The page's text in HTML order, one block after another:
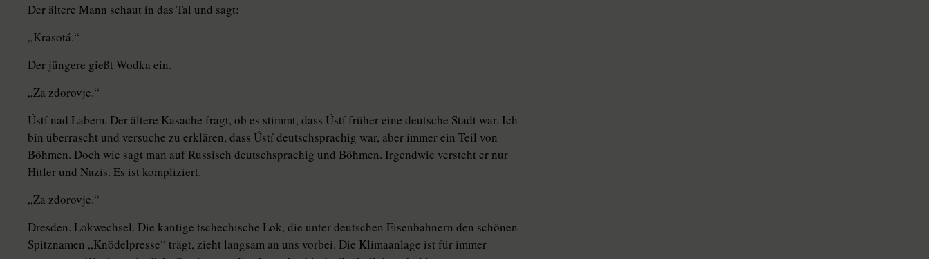
Der ältere Mann schaut in das Tal und sagt:
„Krasotá.“
Der jüngere gießt Wodka ein.
„Za zdorovje.“
Ústí nad Labem. Der ältere Kasache fragt, ob es stimmt, dass Ústí früher eine deutsche Stadt war. Ich
bin überrascht und versuche zu erklären, dass Ústí deutschsprachig war, aber immer ein Teil von
Böhmen. Doch wie sagt man auf Russisch deutschsprachig und Böhmen. Irgendwie versteht er nur
Hitler und Nazis. Es ist kompliziert.
„Za zdorovje.“
Dresden. Lokwechsel. Die kantige tschechische Lok, die unter deutschen Eisenbahnern den schönen
Spitznamen „Knödelpresse“ trägt, zieht langsam an uns vorbei. Die Klimaanlage ist für immer